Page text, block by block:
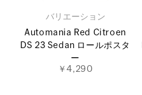
バリエーション
Automania Red Citroen
DS 23 Sedan ロールポスタ
ー
￥4,290